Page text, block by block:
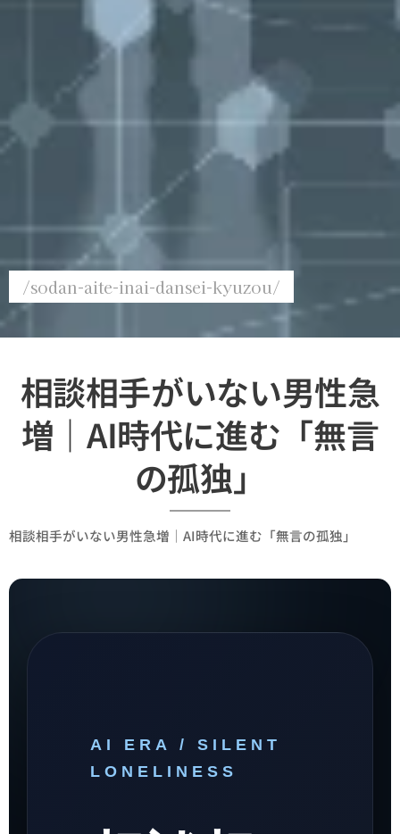
/sodan-aite-inai-dansei-kyuzou/
相談相手がいない男性急
増｜AI時代に進む「無言
の孤独」
相談相手がいない男性急増｜AI時代に進む「無言の孤独」
AI ERA / SILENT
LONELINESS